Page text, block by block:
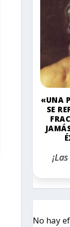
«UNA
SE
No hay